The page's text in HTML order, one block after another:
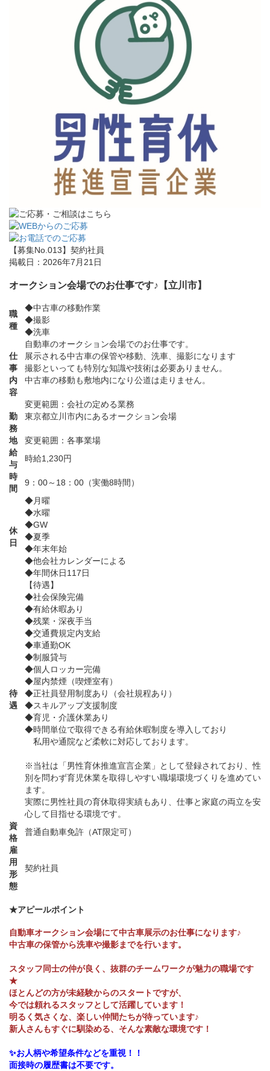
【募集No.013】 契約社員
掲載日：2026年7月21日
オークション会場でのお仕事です♪【立川市】
職
種
◆中古車の移動作業
◆撮影
◆洗車
仕
事
内
容
自動車のオークション会場でのお仕事です。
展示される中古車の保管や移動、洗車、撮影になります
撮影といっても特別な知識や技術は必要ありません。
中古車の移動も敷地内になり公道は走りません。
変更範囲：会社の定める業務
勤
務
地
東京都立川市内にあるオークション会場
変更範囲：各事業場
給
与
時給1,230円
時
間
9：00～18：00（実働8時間）
休
日
◆月曜
◆水曜
◆GW
◆夏季
◆年末年始
◆他会社カレンダーによる
◆年間休日117日
待
遇
【待遇】
◆社会保険完備
◆有給休暇あり
◆残業・深夜手当
◆交通費規定内支給
◆車通勤OK
◆制服貸与
◆個人ロッカー完備
◆屋内禁煙（喫煙室有）
◆正社員登用制度あり（会社規程あり）
◆スキルアップ支援制度
◆育児・介護休業あり
◆時間単位で取得できる有給休暇制度を導入しており
私用や通院など柔軟に対応しております。
※当社は「男性育休推進宣言企業」として登録されており、性
別を問わず育児休業を取得しやすい職場環境づくりを進めてい
ます。
実際に男性社員の育休取得実績もあり、仕事と家庭の両立を安
心して目指せる環境です。
資
格
普通自動車免許（AT限定可）
雇
用
形
態
契約社員
★アピールポイント
自動車オークション会場にて中古車展示のお仕事になります♪
中古車の保管から洗車や撮影までを行います。
スタッフ同士の仲が良く、抜群のチームワークが魅力の職場です
★
ほとんどの方が未経験からのスタートですが、
今では頼れるスタッフとして活躍しています！
明るく気さくな、楽しい仲間たちが待っています♪
新人さんもすぐに馴染める、そんな素敵な環境です！
✨お人柄や希望条件などを重視！！
面接時の履歴書は不要です。